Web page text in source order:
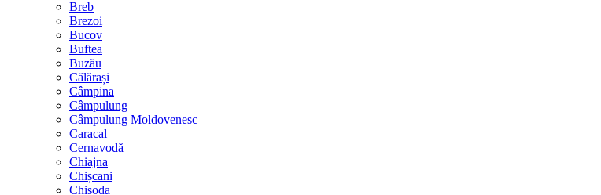
Breb
Brezoi
Bucov
Buftea
Buzău
Călărași
Câmpina
Câmpulung
Câmpulung Moldovenesc
Caracal
Cernavodă
Chiajna
Chișcani
Chișoda